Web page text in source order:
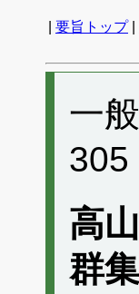
要旨トップ|
一
高
群